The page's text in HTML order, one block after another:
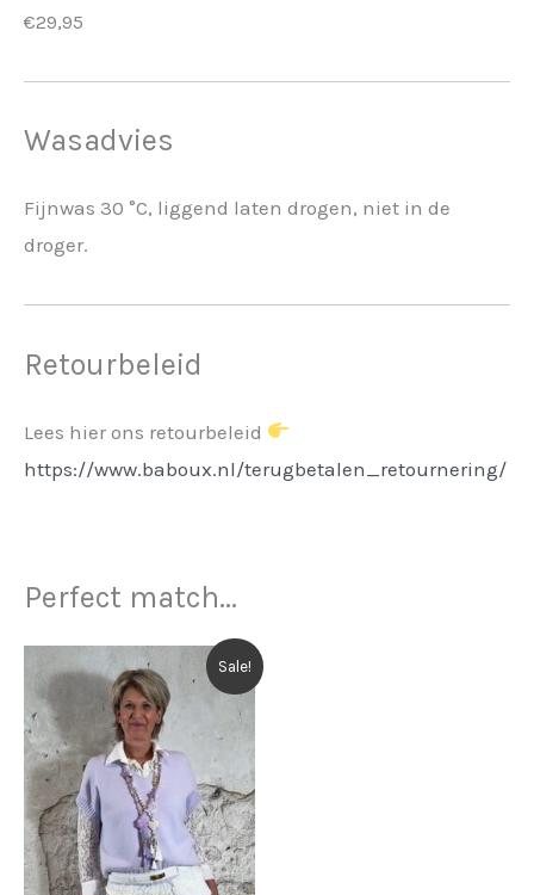
€29,95
Wasadvies
Fijnwas 30 °C, liggend laten drogen, niet in de
droger.
Retourbeleid
Lees hier ons retourbeleid
https://www.baboux.nl/terugbetalen_retournering/
Perfect match...
Sale!